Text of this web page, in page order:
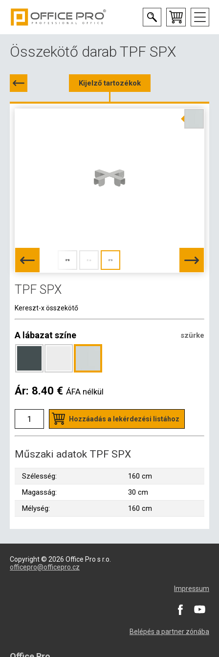
Összekötő darab TPF SPX
Kijelző tartozékok
TPF SPX
Kereszt-x összekötő
A lábazat színe szürke
Ár: 8.40 € ÁFA nélkül
Hozzáadás a lekérdezési listához
Műszaki adatok TPF SPX
Szélesség:
160 cm
Magasság:
30 cm
Mélység:
160 cm
Copyright © 2026 Office Pro s r.o.
officepro@officepro.cz
Impressum
Belépés a partner zónába